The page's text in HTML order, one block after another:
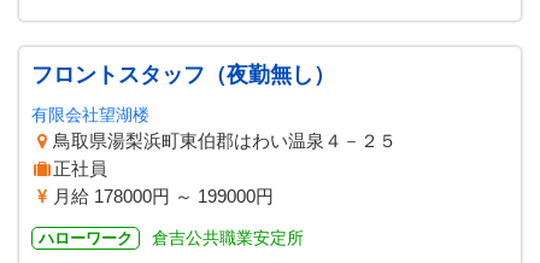
フロントスタッフ（夜勤無し）
有限会社望湖楼
鳥取県湯梨浜町東伯郡はわい温泉４－２５
正社員
月給 178000円 ～ 199000円
ハローワーク 倉吉公共職業安定所